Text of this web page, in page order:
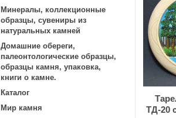
Минералы, коллекционные
образцы, сувениры из
натуральных камней
Домашние обереги,
палеонтологические образцы,
образцы камня, упаковка,
книги о камне.
Каталог
Мир камня
ТД-20